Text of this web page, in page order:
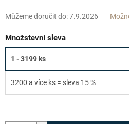
Můžeme doručit do:7.9.2026
Množstevní sleva
1 - 3199 ks
3200 a více ks = sleva 15 %